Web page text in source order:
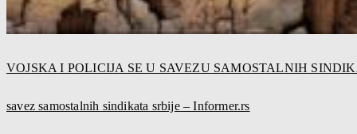
VOJSKA I POLICIJA SE U SAVEZU SAMOSTALNIH
savez samostalnih sindikata srbije – Informer.rs